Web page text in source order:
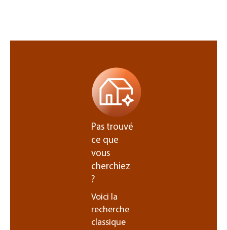
Pas trouvé
ce que
vous
cherchiez
?
Voici la
recherche
classique